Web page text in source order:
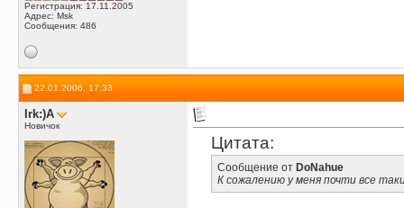
Регистрация: 17.11.2005
Адрес: Msk
Сообщения: 486
22.01.2006, 17:33
Irk:)A
Новичок
Цитата:
Сообщение от DoNahue
К сожалению у меня почти все